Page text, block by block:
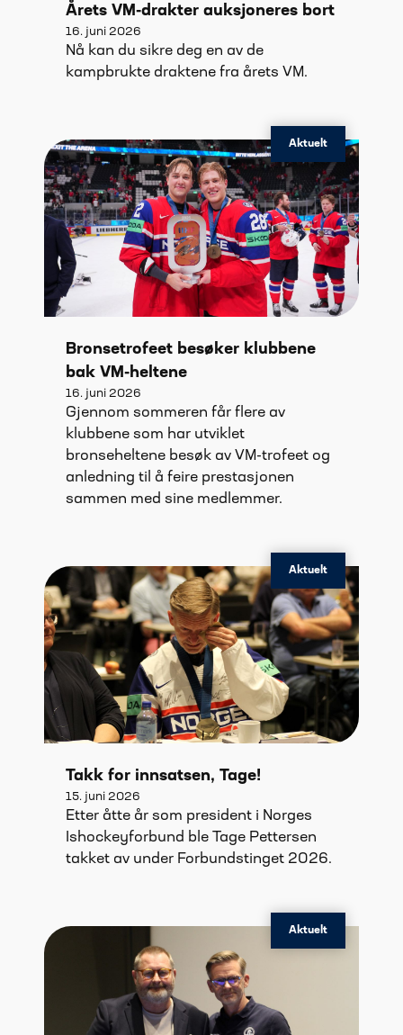
Årets VM-drakter auksjoneres bort
16. juni 2026
Nå kan du sikre deg en av de
kampbrukte draktene fra årets VM.
Aktuelt
Bronsetrofeet besøker klubbene
bak VM-heltene
16. juni 2026
Gjennom sommeren får flere av
klubbene som har utviklet
bronseheltene besøk av VM-trofeet og
anledning til å feire prestasjonen
sammen med sine medlemmer.
Aktuelt
Takk for innsatsen, Tage!
15. juni 2026
Etter åtte år som president i Norges
Ishockeyforbund ble Tage Pettersen
takket av under Forbundstinget 2026.
Aktuelt